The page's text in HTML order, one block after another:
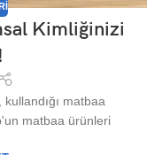
Kimliğinizi
matbaa
matbaa ürünleri